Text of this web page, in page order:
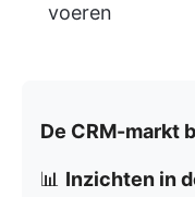
voeren
De CRM-markt
📊 Inzichten in